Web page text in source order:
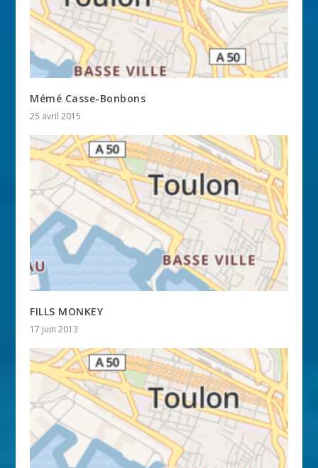
Mémé Casse-Bonbons
25 avril 2015
FILLS MONKEY
17 juin 2013